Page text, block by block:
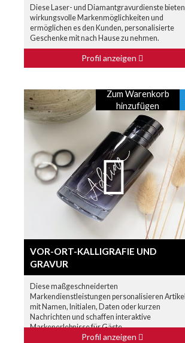
Diese Laser- und Diamantgravurdienste bieten
wirkungsvolle Markenmöglichkeiten und
ermöglichen es den Kunden, personalisierte
Geschenke mit nach Hause zu nehmen.
Profil anzeigen
Zum Warenkorb
hinzufügen
VOR-ORT-KALLIGRAFIE UND
GRAVUR
Diese maßgeschneiderten
Markendienstleistungen personalisieren Artikel
mit Namen, Initialen, Daten oder kurzen
Nachrichten und schaffen interaktive
Markenerlebnisse für Gäste.
Profil anzeigen